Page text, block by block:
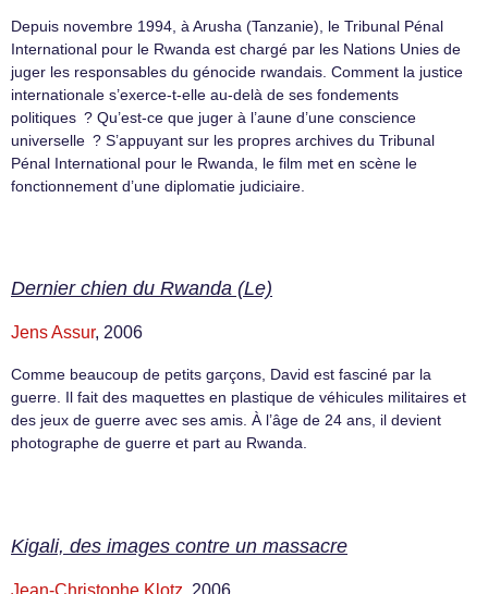
Depuis novembre 1994, à Arusha (Tanzanie), le Tribunal Pénal
International pour le Rwanda est chargé par les Nations Unies de
juger les responsables du génocide rwandais. Comment la justice
internationale s’exerce-t-elle au-delà de ses fondements
politiques ? Qu’est-ce que juger à l’aune d’une conscience
universelle ? S’appuyant sur les propres archives du Tribunal
Pénal International pour le Rwanda, le film met en scène le
fonctionnement d’une diplomatie judiciaire.
Dernier chien du Rwanda (Le)
Jens Assur, 2006
Comme beaucoup de petits garçons, David est fasciné par la
guerre. Il fait des maquettes en plastique de véhicules militaires et
des jeux de guerre avec ses amis. À l’âge de 24 ans, il devient
photographe de guerre et part au Rwanda.
Kigali, des images contre un massacre
Jean-Christophe Klotz , 2006